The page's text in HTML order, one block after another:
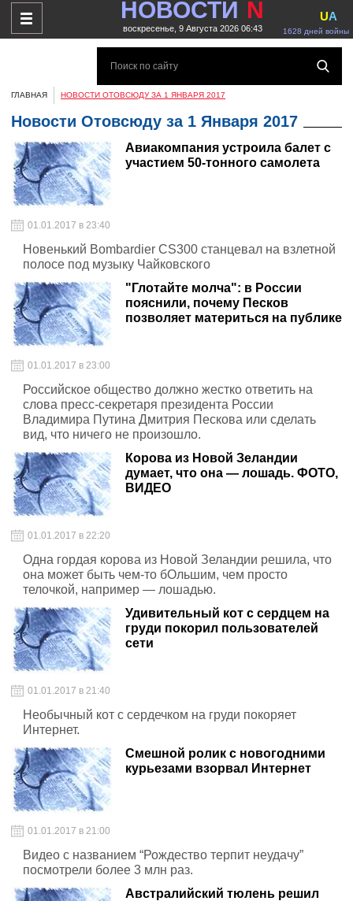
НОВОСТИ N
воскресенье, 9 Августа 2026 06:43 1628 дней войны
UA
ГЛАВНАЯ НОВОСТИ ОТОВСЮДУ ЗА 1 ЯНВАРЯ 2017
Новости Отовсюду за 1 Января 2017
Авиакомпания устроила балет с
участием 50-тонного самолета
01.01.2017 в 23:40
Новенький Bombardier CS300 станцевал на взлетной
полосе под музыку Чайковского
"Глотайте молча": в России
пояснили, почему Песков
позволяет материться на публике
01.01.2017 в 23:00
Российское общество должно жестко ответить на
слова пресс-секретаря президента России
Владимира Путина Дмитрия Пескова или сделать
вид, что ничего не произошло.
Корова из Новой Зеландии
думает, что она — лошадь. ФОТО,
ВИДЕО
01.01.2017 в 22:20
Одна гордая корова из Новой Зеландии решила, что
она может быть чем-то бОльшим, чем просто
телочкой, например — лошадью.
Удивительный кот с сердцем на
груди покорил пользователей
сети
01.01.2017 в 21:40
Необычный кот с сердечком на груди покоряет
Интернет.
Смешной ролик с новогодними
курьезами взорвал Интернет
01.01.2017 в 21:00
Видео с названием “Рождество терпит неудачу”
посмотрели более 3 млн раз.
Австралийский тюлень решил